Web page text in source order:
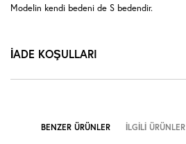
Modelin kendi bedeni de S bedendir.
İADE KOŞULLARI
BENZER ÜRÜNLER İLGILI ÜRÜNLER